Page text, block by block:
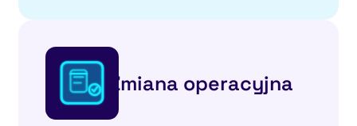
Zmiana operacyjna